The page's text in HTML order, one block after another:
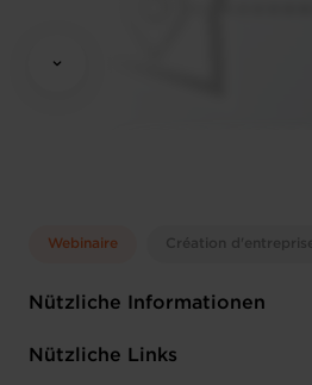
Webinaire Création d'entreprise
Nützliche Informationen
Montag 1 Sep 2025
Nützliche Links